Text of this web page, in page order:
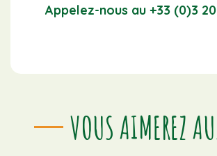
Appelez-nous au +33 (0)3 20
VOUS AIMEREZ